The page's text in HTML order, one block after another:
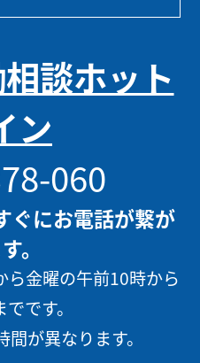
談ホット
ン
060
ぐにお電話が繋が
。
ら金曜の午前10時から
です。
が異なります。